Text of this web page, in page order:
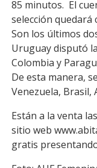
Copy
Link
85 minutos. El
selección
Son los últimos
Uruguay disputó
Colombia y
De esta manera,
Venezuela, Brasil,
Están a la venta
sitio web
gratis